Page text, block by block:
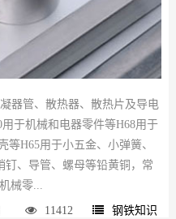
器管、散热器、散热片及导电
于机械和电器零件等H68用于
H65用于小五金、小弹簧、
钉、导管、螺母等铅黄铜，常
械零...
11412 钢铁知识